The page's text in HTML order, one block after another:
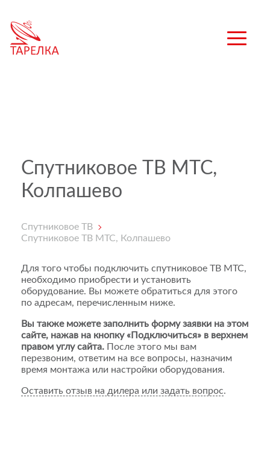
Спутниковое ТВ МТС,
Колпашево
Спутниковое ТВ
Спутниковое ТВ МТС, Колпашево
Для того чтобы подключить спутниковое ТВ МТС,
необходимо приобрести и установить
оборудование. Вы можете обратиться для этого
по адресам, перечисленным ниже.
Вы также можете заполнить форму заявки на этом
сайте, нажав на кнопку «Подключиться» в верхнем
правом углу сайта. После этого мы вам
перезвоним, ответим на все вопросы, назначим
время монтажа или настройки оборудования.
Оставить отзыв на дилера или задать вопрос.